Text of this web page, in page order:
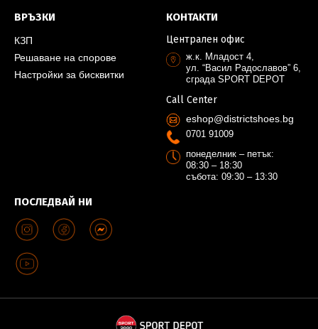
ВРЪЗКИ
КЗП
Решаване на спорове
Настройки за бисквитки
ПОСЛЕДВАЙ НИ
КОНТАКТИ
Централен офис
ж.к. Младост 4,
ул. “Васил Радославов” 6,
сграда SPORT DEPOT
Call Center
eshop@districtshoes.bg
0701 91009
понеделник – петък:
08:30 – 18:30
събота: 09:30 – 13:30